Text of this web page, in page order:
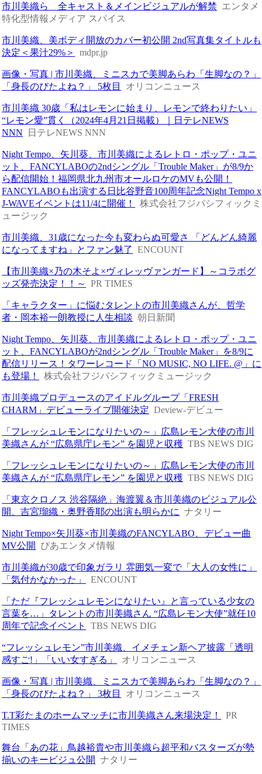
市川美織ら 全キャスト＆メインビジュアルが解禁 エンタメ
特化型情報メディア スパイス
市川美織、美ボディ開放のカバー初公開 2nd写真集タイトルも
決定＜果汁29%＞
mdpr.jp
画像・写真 | 市川美織、ミニスカで美脚あらわ「生脚なの？」
「身長のびたよね？」 5枚目
オリコンニュース
市川美織 30歳「私はレモンに始まり、レモンで終わりたい」
“レモン愛”貫く（2024年4月21日掲載）｜日テレNEWS
NNN
日テレNEWS NNN
Night Tempo、矢川葵、市川美織によるレトロ・ポップ・ユニ
ット、FANCYLABOの2ndシングル「Trouble Maker」が8/9か
ら配信開始！福岡県北九州市オールロケのMVも公開！
FANCYLABOも出演する日比谷野音100周年記念Night Tempo x
J-WAVEイベントは11/4に開催！
株式会社フジパシフィックミ
ュージック
市川美織、31歳になった今も変わらぬ可愛さ 「どんどん綺麗
になってますね」とファン魅了 ENCOUNT
【市川美織×乃の木そよ×ヴィレッヴァンガード】～コラボグ
ッズ発売決定！！～
PR TIMES
「キャラクター」に悩むタレントの市川美織さんが、哲学
者・岡本裕一朗教授に人生相談 朝日新聞
Night Tempo、矢川葵、市川美織によるレトロ・ポップ・ユニ
ット、FANCYLABOが2ndシングル「Trouble Maker」を8/9に
配信リリース！タワーレコード「NO MUSIC, NO LIFE. @」に
も登場！
株式会社フジパシフィックミュージック
市川美織プロデュースのアイドルグループ「FRESH
CHARM」デビューライブ開催決定 Deview-デビュー
「フレッシュレモンになりたいの～」広島レモン大使の市川
美織さんが “広島県庁レモン” を園児と収穫 TBS NEWS DIG
「フレッシュレモンになりたいの～」広島レモン大使の市川
美織さんが “広島県庁レモン” を園児と収穫 TBS NEWS DIG
「東京クロノス 渋谷隔絶」海渡翼＆市川美織のビジュアル公
開、吉宮瑠織・奥野香耶の出演も明らかに ナタリー
Night Tempo×矢川葵×市川美織のFANCYLABO、デビュー曲
MV公開
ぴあエンタメ情報
市川美織が30歳で印象ガラリ 雰囲気一変で「大人の女性に」
「気付かなかった」
ENCOUNT
「ただ『フレッシュレモンになりたい』と言っている少女の
言葉を…」タレントの市川美織さん “広島レモン大使”就任10
周年で記念イベント
TBS NEWS DIG
“フレッシュレモン”市川美織、イメチェン新ヘア披露「透明
感すご!」「いい女すぎる」
オリコンニュース
画像・写真 | 市川美織、ミニスカで美脚あらわ「生脚なの？」
「身長のびたよね？」 3枚目
オリコンニュース
T.T彩たまのホームマッチに市川美織さん来場決定！
PR
TIMES
舞台「あの花」鳥越裕貴や市川美織ら超平和バスターズが勢
揃いのキービジュ公開 ナタリー